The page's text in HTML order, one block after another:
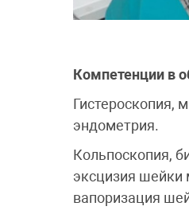
Компетенции в
Гистероскопия,
эндометрия.
Кольпоскопия,
эксцизия шейки
вапоризация